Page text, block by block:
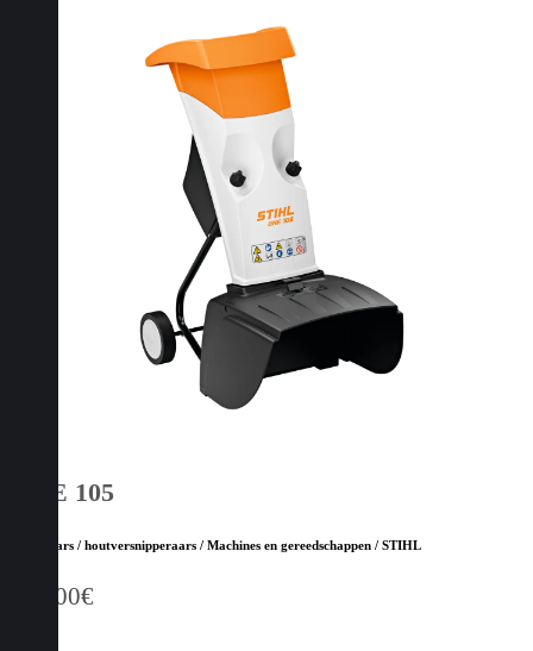
GHE 105
Hakselaars / houtversnipperaars / Machines en gereedschappen / STIHL
389,00€